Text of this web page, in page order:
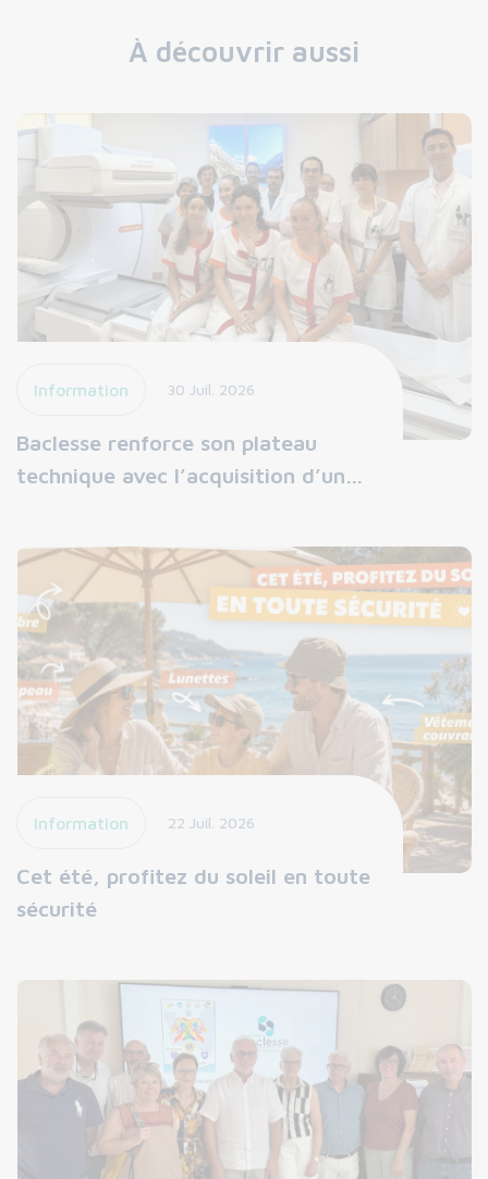
À découvrir aussi
Information 30 Juil. 2026
Baclesse renforce son plateau
technique avec l’acquisition d’un…
Information 22 Juil. 2026
Cet été, profitez du soleil en toute
sécurité